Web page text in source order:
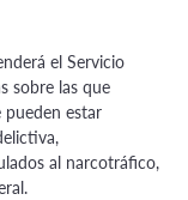
el Servicio
sobre las que
estar
al narcotráfico,